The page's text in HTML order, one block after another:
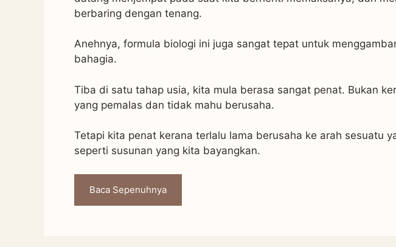
berbaring dengan tenang.
Anehnya, formula biologi ini juga sangat tepat untuk
bahagia.
Tiba di satu tahap usia, kita mula berasa sangat penat. Bukan
yang pemalas dan tidak mahu berusaha.
Tetapi kita penat kerana terlalu lama berusaha ke arah sesuatu
seperti susunan yang kita bayangkan.
Baca Sepenuhnya